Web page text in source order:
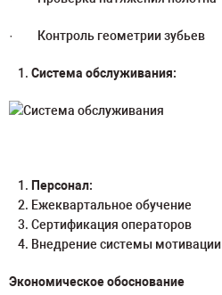
· Контроль геометрии зубьев
Система обслуживания:
Персонал:
Ежеквартальное обучение
Сертификация операторов
Внедрение системы мотивации
Экономическое обоснование